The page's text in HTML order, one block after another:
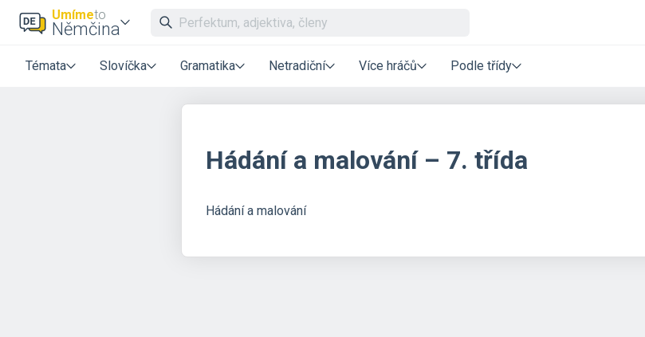
Umímeto
Němčina
Témata Slovíčka Gramatika Netradiční Více hráčů Podle třídy
Hádání a malování – 7. třída
Hádání a malování